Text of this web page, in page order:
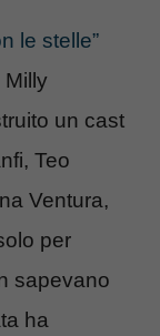
le stelle”
Milly
un cast
Teo
Ventura,
per
sapevano
ha